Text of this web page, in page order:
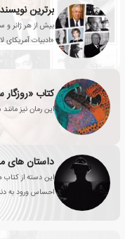
برترین
بیش از هر ژانر و
«ادبیات آمریکای
این رمان نیز
داستان های
این دسته از
احساس ورود به